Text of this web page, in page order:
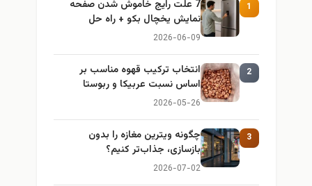
1
7 علت رایج خاموش شدن صفحه
نمایش یخچال بکو + راه حل
2026-06-09
2
انتخاب ترکیب قهوه مناسب بر
اساس نسبت عربیکا و ربوستا
2026-05-26
3
چگونه ویترین مغازه را بدون
بازسازی، جذاب‌تر کنیم؟
2026-07-02